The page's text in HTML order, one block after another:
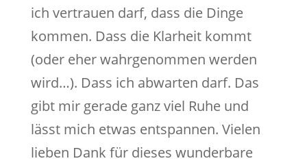
ich vertrauen darf, dass die Dinge
kommen. Dass die Klarheit kommt
(oder eher wahrgenommen werden
wird…). Dass ich abwarten darf. Das
gibt mir gerade ganz viel Ruhe und
lässt mich etwas entspannen. Vielen
lieben Dank für dieses wunderbare